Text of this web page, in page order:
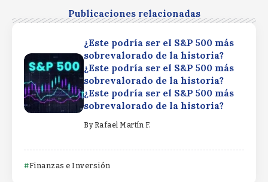
Publicaciones relacionadas
¿Este podría ser el S&P 500 más
sobrevalorado de la historia?
¿Este podría ser el S&P 500 más
sobrevalorado de la historia?
¿Este podría ser el S&P 500 más
sobrevalorado de la historia?
By Rafael Martín F.
Finanzas e Inversión